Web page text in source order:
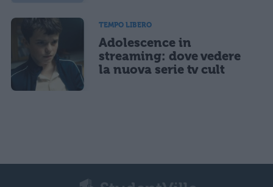
TEMPO LIBERO
Adolescence in
streaming: dove vedere
la nuova serie tv cult